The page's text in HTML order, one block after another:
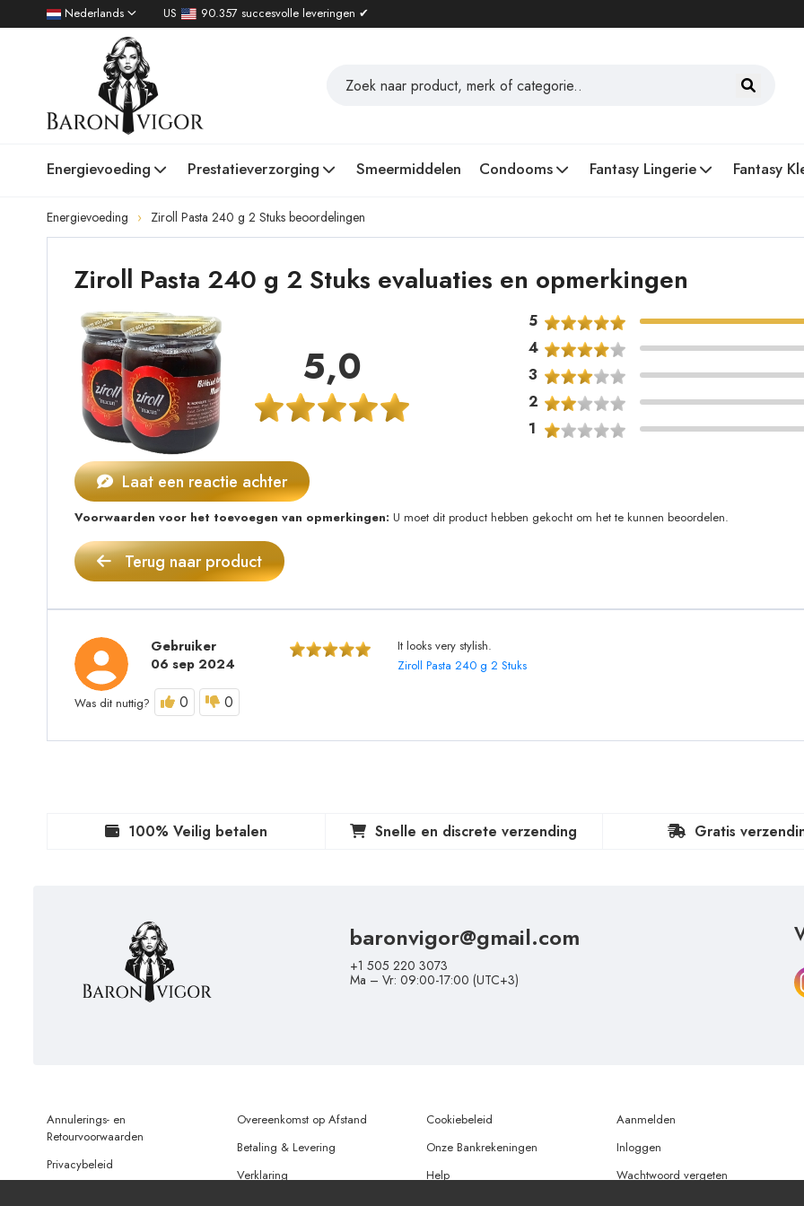
Nederlands US 90.357 succesvolle leveringen ✔
Energievoeding Prestatieverzorging Smeermiddelen Condooms Fantasy Lingerie Fantasy
Energievoeding Ziroll Pasta 240 g 2 Stuks beoordelingen
Ziroll Pasta 240 g 2 Stuks evaluaties en opmerkingen
5,0
5
4
3
2
1
Laat een reactie achter
Voorwaarden voor het toevoegen van opmerkingen: U moet dit product hebben gekocht om het te kunnen beoordelen.
Terug naar product
Gebruiker
06 sep 2024
It looks very stylish.
Ziroll Pasta 240 g 2 Stuks
Was dit nuttig? 0 0
100% Veilig betalen Snelle en discrete verzending Gratis
baronvigor@gmail.com
+1 505 220 3073
Ma – Vr: 09:00-17:00 (UTC+3)
Annulerings- en
Retourvoorwaarden
Privacybeleid
Overeenkomst op Afstand
Betaling & Levering
Verklaring
Cookiebeleid
Onze Bankrekeningen
Help
Aanmelden
Inloggen
Wachtwoord vergeten